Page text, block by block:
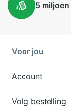
5 miljoen
Voor jou
Account
Volg bestelling